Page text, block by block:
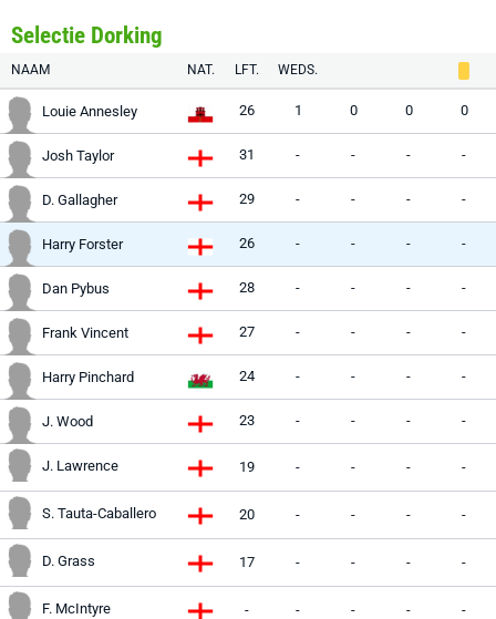
Selectie Dorking
NAAM NAT. LFT. WEDS.
Louie Annesley 26 1 0 0 0
Josh Taylor 31 - - - -
D. Gallagher 29 - - - -
Harry Forster 26 - - - -
Dan Pybus 28 - - - -
Frank Vincent 27 - - - -
Harry Pinchard 24 - - - -
J. Wood 23 - - - -
J. Lawrence 19 - - - -
S. Tauta-Caballero 20 - - - -
D. Grass 17 - - - -
F. McIntyre - - - - -